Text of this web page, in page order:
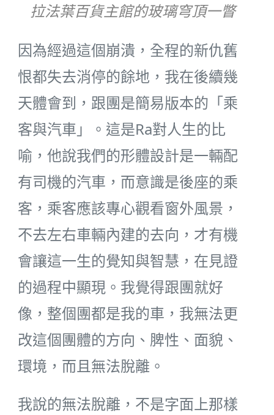
拉法葉百貨主館的玻璃穹頂一瞥
因為經過這個崩潰，全程的新仇舊
恨都失去消停的餘地，我在後續幾
天體會到，跟團是簡易版本的「乘
客與汽車」。這是Ra對人生的比
喻，他說我們的形體設計是一輛配
有司機的汽車，而意識是後座的乘
客，乘客應該專心觀看窗外風景，
不去左右車輛內建的去向，才有機
會讓這一生的覺知與智慧，在見證
的過程中顯現。我覺得跟團就好
像，整個團都是我的車，我無法更
改這個團體的方向、脾性、面貌、
環境，而且無法脫離。
我說的無法脫離，不是字面上那樣